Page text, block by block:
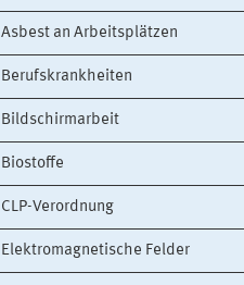
Asbest an Arbeitsplätzen
Berufskrankheiten
Bildschirmarbeit
Biostoffe
CLP-Verordnung
Elektromagnetische Felder